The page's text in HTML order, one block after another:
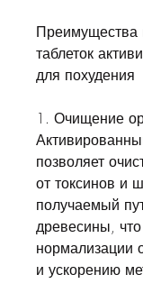
Преимущества
таблеток
для похудения
1. Очищение
позволяет
от токсинов и
получаемый
древесины, что
нормализации
и ускорению